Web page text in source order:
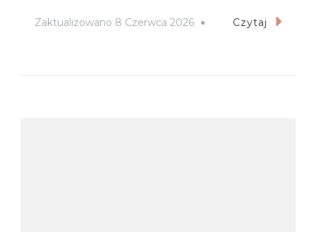
Zaktualizowano 8 Czerwca 2026 Czytaj